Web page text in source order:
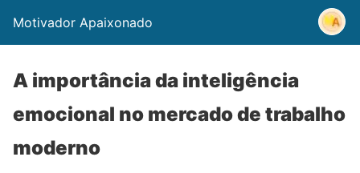
Motivador Apaixonado
A importância da inteligência
emocional no mercado de trabalho
moderno